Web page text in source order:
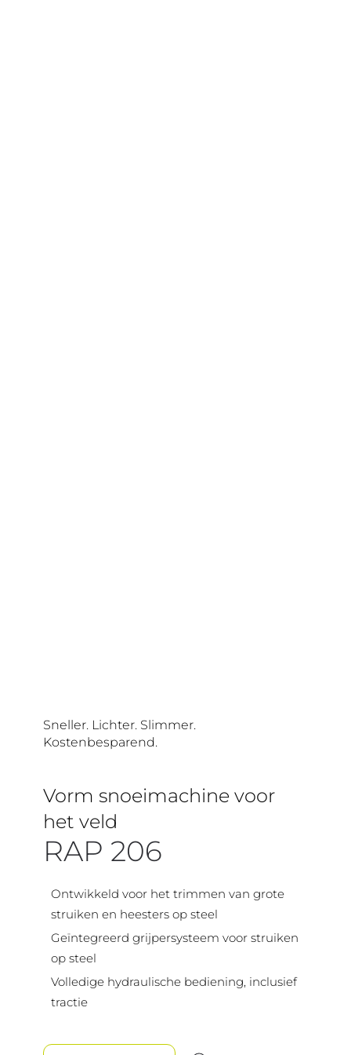
Sneller. Lichter. Slimmer.
Kostenbesparend.
Vorm snoeimachine voor
het veld
RAP 206
Ontwikkeld voor het trimmen van grote
struiken en heesters op steel
Geïntegreerd grijpersysteem voor struiken
op steel
Volledige hydraulische bediening, inclusief
tractie